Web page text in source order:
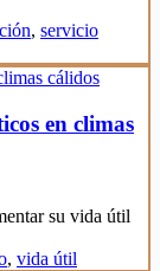
, servicio
en climas
su vida útil
, vida útil